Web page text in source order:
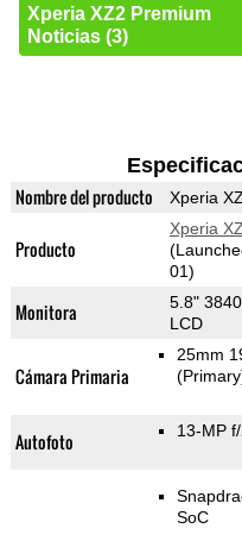
Xperia XZ2 Premium
Noticias (3)
Nombre del producto Xperia
Producto
Xperia
01)
Monitora
5.8"
LCD
Cámara Primaria
25mm
Autofoto 13-MP
SoC